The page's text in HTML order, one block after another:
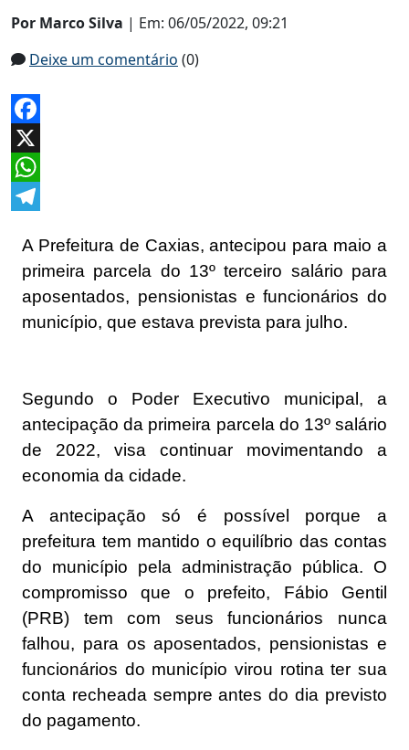
Por Marco Silva | Em: 06/05/2022, 09:21
Deixe um comentário (0)
Facebook
X
WhatsApp
A Prefeitura de Caxias, antecipou para maio a
primeira parcela do 13º terceiro salário para
aposentados, pensionistas e funcionários do
município, que estava prevista para julho.
Segundo o Poder Executivo municipal, a
antecipação da primeira parcela do 13º salário
de 2022, visa continuar movimentando a
economia da cidade.
A antecipação só é possível porque a
prefeitura tem mantido o equilíbrio das contas
do município pela administração pública. O
compromisso que o prefeito, Fábio Gentil
(PRB) tem com seus funcionários nunca
falhou, para os aposentados, pensionistas e
funcionários do município virou rotina ter sua
conta recheada sempre antes do dia previsto
do pagamento.